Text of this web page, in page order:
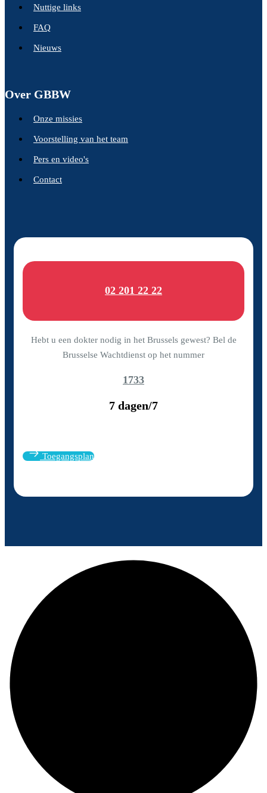
Nuttige links
FAQ
Nieuws
Over GBBW
Onze missies
Voorstelling van het team
Pers en video's
Contact
02 201 22 22
Hebt u een dokter nodig in het Brussels gewest? Bel de
Brusselse Wachtdienst op het nummer
1733
7 dagen/7
Toegangsplan